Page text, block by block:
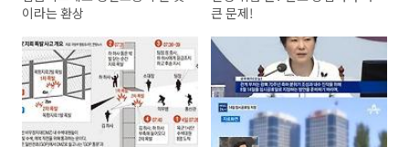
이라는 환상
큰 문제!